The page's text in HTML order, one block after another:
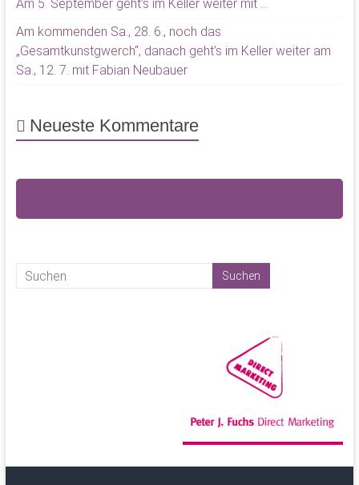
Am 5. September geht’s im Keller weiter mit …
Am kommenden Sa., 28. 6., noch das
„Gesamtkunstgwerch“, danach geht’s im Keller weiter am
Sa., 12. 7. mit Fabian Neubauer
Neueste Kommentare